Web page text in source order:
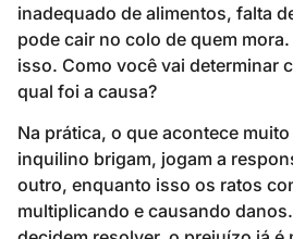
inadequado de alimentos, falta
pode cair no colo de quem
isso. Como você vai determinar
qual foi a causa?
Na prática, o que acontece
inquilino brigam, jogam a
outro, enquanto isso os ratos
multiplicando e causando